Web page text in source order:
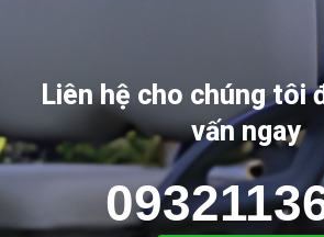
Liên hệ cho chúng tôi
vấn ngay